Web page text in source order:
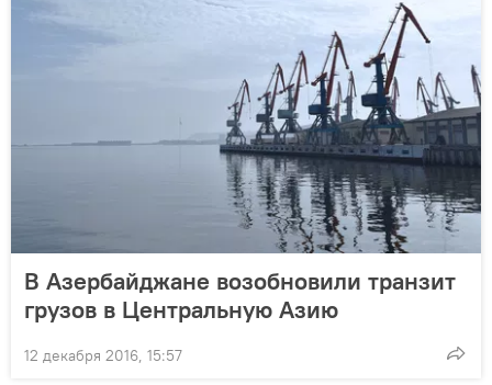
В Азербайджане возобновили транзит
грузов в Центральную Азию
12 декабря 2016, 15:57